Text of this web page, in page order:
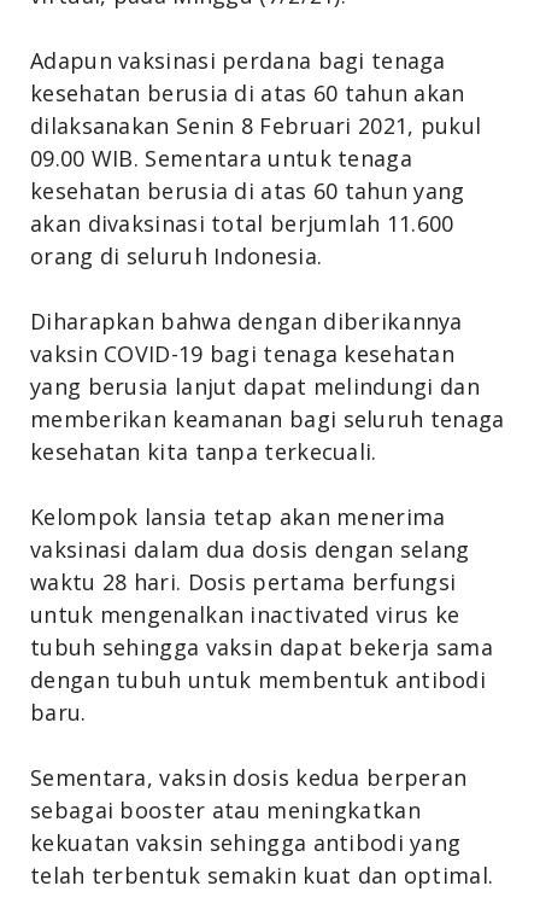
Adapun vaksinasi perdana bagi tenaga
kesehatan berusia di atas 60 tahun akan
dilaksanakan Senin 8 Februari 2021, pukul
09.00 WIB. Sementara untuk tenaga
kesehatan berusia di atas 60 tahun yang
akan divaksinasi total berjumlah 11.600
orang di seluruh Indonesia.
Diharapkan bahwa dengan diberikannya
vaksin COVID-19 bagi tenaga kesehatan
yang berusia lanjut dapat melindungi dan
memberikan keamanan bagi seluruh tenaga
kesehatan kita tanpa terkecuali.
Kelompok lansia tetap akan menerima
vaksinasi dalam dua dosis dengan selang
waktu 28 hari. Dosis pertama berfungsi
untuk mengenalkan inactivated virus ke
tubuh sehingga vaksin dapat bekerja sama
dengan tubuh untuk membentuk antibodi
baru.
Sementara, vaksin dosis kedua berperan
sebagai booster atau meningkatkan
kekuatan vaksin sehingga antibodi yang
telah terbentuk semakin kuat dan optimal.